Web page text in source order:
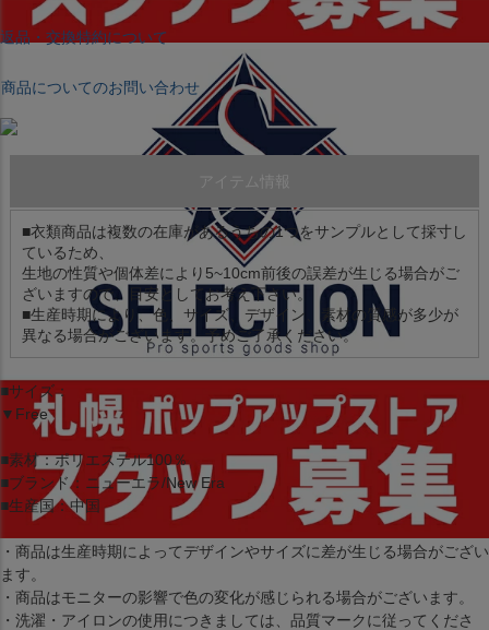
返品・交換特約について
商品についてのお問い合わせ
アイテム情報
■衣類商品は複数の在庫があるうちの1つをサンプルとして採寸し
ているため、
生地の性質や個体差により5~10cm前後の誤差が生じる場合がご
ざいますので、目安としてお考え下さい。
■生産時期により、色、サイズ、デザイン、素材の質感が多少が
異なる場合がございます。予めご了承ください。
■サイズ：
▼Free
■素材：ポリエステル100％
■ブランド：ニューエラ/New Era
■生産国：中国
・商品は生産時期によってデザインやサイズに差が生じる場合がござい
ます。
・商品はモニターの影響で色の変化が感じられる場合がございます。
・洗濯・アイロンの使用につきましては、品質マークに従ってくださ